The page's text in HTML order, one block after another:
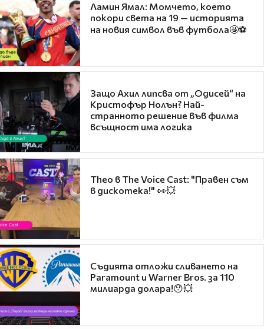
Ламин Ямал: Момчето, което
покори света на 19 — историята
на новия символ във футбола🤩⚽
Защо Ахил липсва от „Одисей“ на
Кристофър Нолън? Най-
странното решение във филма
всъщност има логика
Theo в The Voice Cast: "Правен съм
в дискотека!" 👀💥
Съдията отложи сливането на
Paramount и Warner Bros. за 110
милиарда долара!😯💥